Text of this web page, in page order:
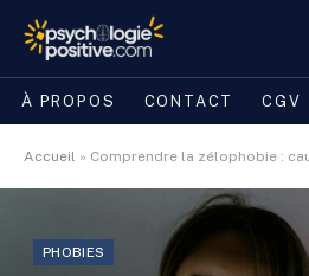
À PROPOS CONTACT CGV
Accueil » Comprendre la zélophobie : causes et
PHOBIES